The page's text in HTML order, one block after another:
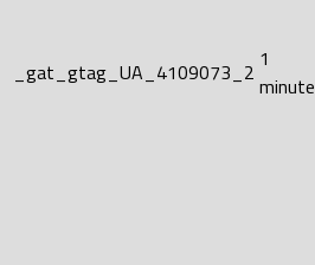
_gat_gtag_UA_4109073_2 1
minute